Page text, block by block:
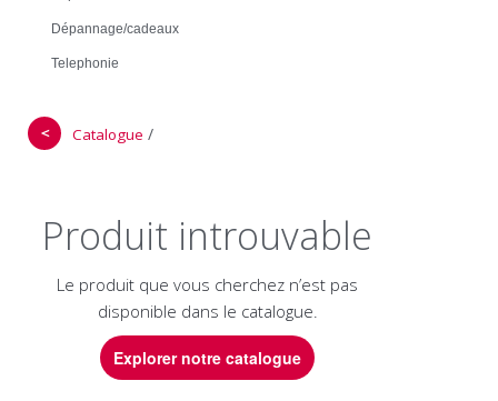
Dépannage/cadeaux
Telephonie
＜ Catalogue /
Produit introuvable
Le produit que vous cherchez n’est pas
disponible dans le catalogue.
Explorer notre catalogue